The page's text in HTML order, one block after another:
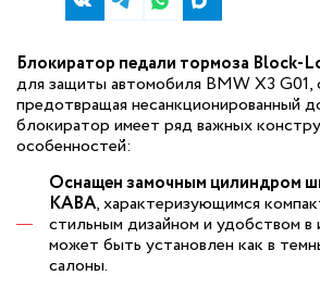
Блокиратор педали тормоза Block-
для защиты автомобиля BMW X3 G01,
предотвращая несанкционированный
блокиратор имеет ряд важных
особенностей:
Оснащен замочным цилиндром
КАВА, характеризующимся
стильным дизайном и удобством в
может быть установлен как в
салоны.